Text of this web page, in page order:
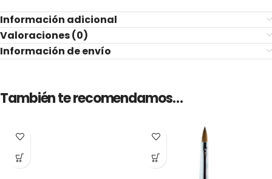
Información adicional
Valoraciones (0)
Información de envío
También te recomendamos…